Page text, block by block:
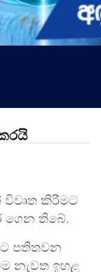
විවෘත කිරීමට
ගෙන තිබේ.
පතිතවන
නැවත ඉහළ